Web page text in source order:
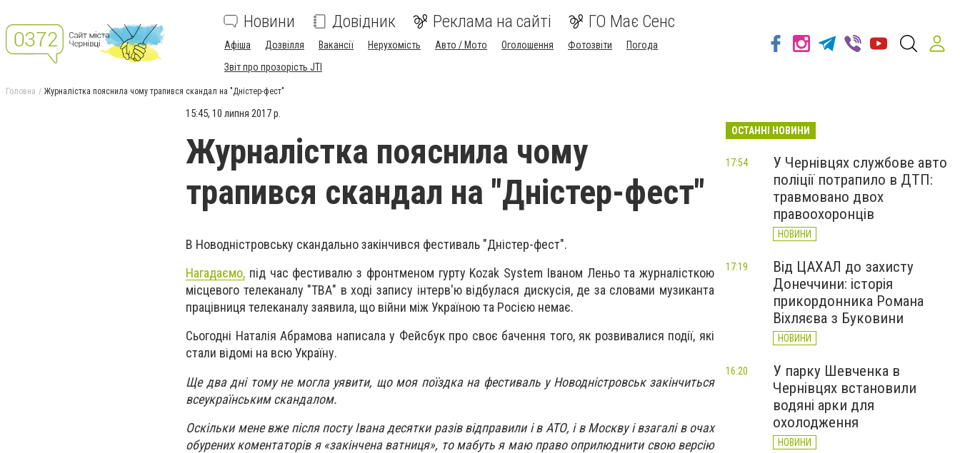
Новини Довідник Реклама на сайті ГО Має Сенс
Афіша Дозвілля Вакансії Нерухомість Авто / Мото Оголошення Фотозвіти
Погода
Звіт про прозорість JTI
Головна Журналістка пояснила чому трапився скандал на "Дністер-фест"
15:45, 10 липня 2017 р.
Журналістка пояснила чому
трапився скандал на "Дністер-фест"
В Новодністровську скандально закінчився фестиваль "Дністер-фест".
Нагадаємо, під час фестивалю з фронтменом гурту Kozak System Іваном Леньо та журналісткою
місцевого телеканалу "ТВА" в ході запису інтерв'ю відбулася дискусія, де за словами музиканта
працівниця телеканалу заявила, що війни між Україною та Росією немає.
Сьогодні Наталія Абрамова написала у Фейсбук про своє бачення того, як розвивалися події, які
стали відомі на всю Україну.
Ще два дні тому не могла уявити, що моя поїздка на фестиваль у Новодністровськ закінчиться
всеукраїнським скандалом.
Оскільки мене вже після посту Івана десятки разів відправили і в АТО, і в Москву і взагалі в очах
обурених коментаторів я «закінчена ватниця», то мабуть я маю право оприлюднити свою версію
ОСТАННІ НОВИНИ
У Чернівцях службове авто
поліції потрапило в ДТП:
травмовано двох
правоохоронців
НОВИНИ
17:54
Від ЦАХАЛ до захисту
Донеччини: історія
прикордонника Романа
Віхляєва з Буковини
НОВИНИ
17:19
У парку Шевченка в
Чернівцях встановили
водяні арки для
охолодження
НОВИНИ
16:20